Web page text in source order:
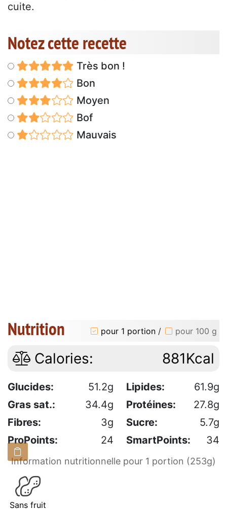
cuite.
Notez cette recette
Très bon !
Bon
Moyen
Bof
Mauvais
Nutrition pour 1 portion / pour 100 g
Calories: 881Kcal
Glucides: 51.2g Lipides:
61.9g
Gras sat.:
34.4g Protéines:
27.8g
Fibres:
3g Sucre:
5.7g
ProPoints:
24 SmartPoints: 34
Information nutritionnelle pour 1 portion (253g)
Sans fruit